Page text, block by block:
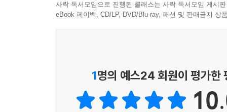
사락 독서모임으로 진행된 클래스는 사락 독서모임 게시
eBook 페이백, CD/LP, DVD/Blu-ray, 패션 및 판매금지 상
1명의 예스24 회원이 평가한